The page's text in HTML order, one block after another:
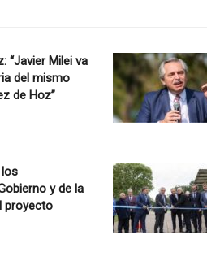
“Javier Milei va
del mismo
de Hoz”
los
y de la
proyecto